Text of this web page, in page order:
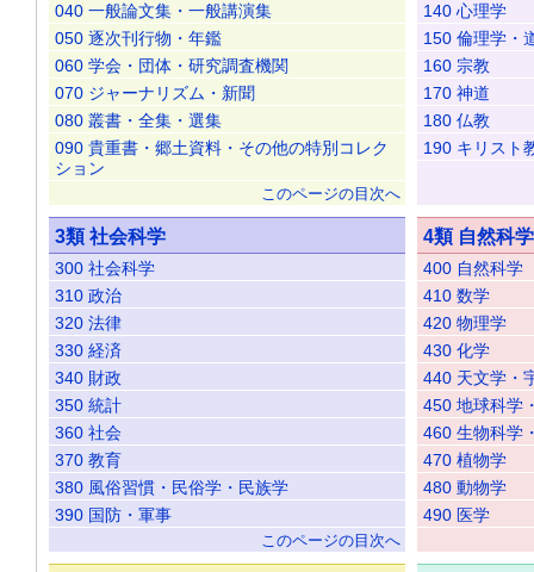
040 一般論文集・一般講演集
050 逐次刊行物・年鑑
060 学会・団体・研究調査機関
070 ジャーナリズム・新聞
080 叢書・全集・選集
090 貴重書・郷土資料・その他の特別コレク
ション
このページの目次へ
140 心理学
150 倫理学・
160 宗教
170 神道
180 仏教
190 キリスト
3類 社会科学
300 社会科学
310 政治
320 法律
330 経済
340 財政
350 統計
360 社会
370 教育
380 風俗習慣・民俗学・民族学
390 国防・軍事
このページの目次へ
4類 自然科学
400 自然科学
410 数学
420 物理学
430 化学
440 天文学・
450 地球科学
460 生物科学
470 植物学
480 動物学
490 医学